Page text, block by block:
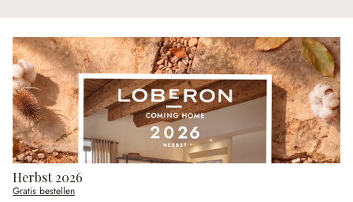
Herbst 2026
Gratis bestellen